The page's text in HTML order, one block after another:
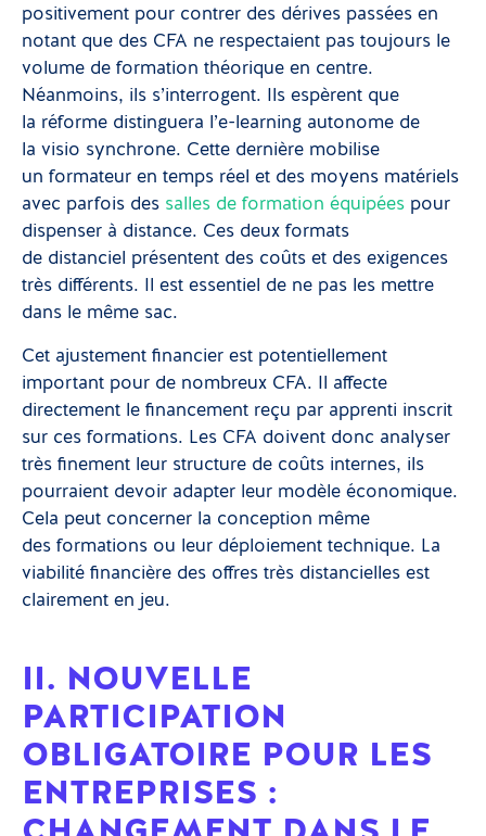
positivement pour contrer des dérives passées en
notant que des CFA ne respectaient pas toujours le
volume de formation théorique en centre.
Néanmoins, ils s’interrogent. Ils espèrent que
la réforme distinguera l’e-learning autonome de
la visio synchrone. Cette dernière mobilise
un formateur en temps réel et des moyens matériels
avec parfois des salles de formation équipées pour
dispenser à distance. Ces deux formats
de distanciel présentent des coûts et des exigences
très différents. Il est essentiel de ne pas les mettre
dans le même sac.
Cet ajustement financier est potentiellement
important pour de nombreux CFA. Il affecte
directement le financement reçu par apprenti inscrit
sur ces formations. Les CFA doivent donc analyser
très finement leur structure de coûts internes, ils
pourraient devoir adapter leur modèle économique.
Cela peut concerner la conception même
des formations ou leur déploiement technique. La
viabilité financière des offres très distancielles est
clairement en jeu.
II. NOUVELLE
PARTICIPATION
OBLIGATOIRE POUR LES
ENTREPRISES :
CHANGEMENT DANS LE